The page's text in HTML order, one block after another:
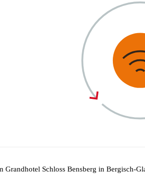
Grandhotel Schloss Bensberg in Bergisch-